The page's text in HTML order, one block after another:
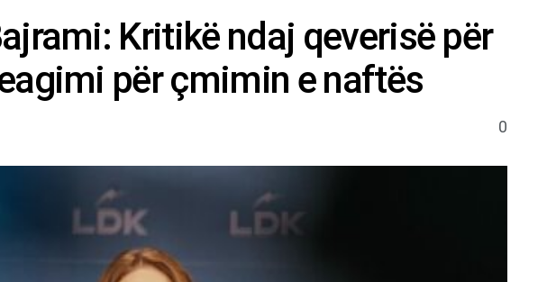
Kritikë ndaj qeverisë për
për çmimin e naftës
0